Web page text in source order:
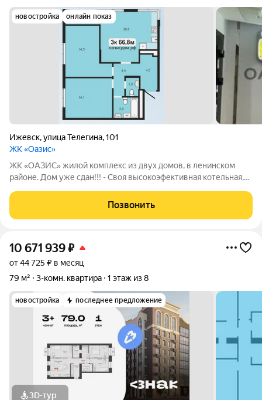
новостройка онлайн показ
Ижевск,улица Телегина,101
ЖК «Оазис»
ЖK «ОАЗИС» жилой комплекс из двух домов, в ленинском
районе. Дoм уже сдан!!! - Своя высокоэфективная котельная,
спортивная площадки; - Зона отдыха для взрослых; - Обильное
озеленение; -
Позвонить
10 671 939₽
от 44 725 ₽ в месяц
79 м²
3-комн. квартира 1 этаж из 8
новостройка последнее предложение
3D-тур